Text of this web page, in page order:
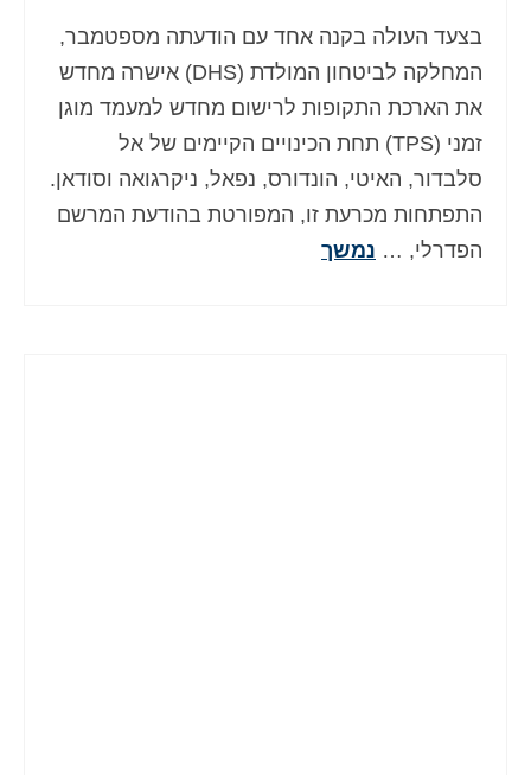
בצעד העולה בקנה אחד עם הודעתה מספטמבר,
המחלקה לביטחון המולדת (DHS) אישרה מחדש
את הארכת התקופות לרישום מחדש למעמד מוגן
זמני (TPS) תחת הכינויים הקיימים של אל
סלבדור, האיטי, הונדורס, נפאל, ניקרגואה וסודאן.
התפתחות מכרעת זו, המפורטת בהודעת המרשם
הפדרלי, … נמשך